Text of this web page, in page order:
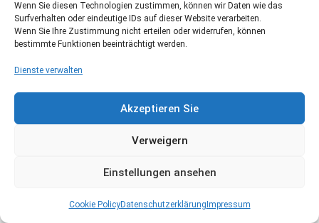
Wenn Sie diesen Technologien zustimmen, können wir Daten wie das
Surfverhalten oder eindeutige IDs auf dieser Website verarbeiten.
Wenn Sie Ihre Zustimmung nicht erteilen oder widerrufen, können
bestimmte Funktionen beeinträchtigt werden.
Dienste verwalten
Akzeptieren Sie
Verweigern
Einstellungen ansehen
Cookie PolicyDatenschutzerklärung Impressum